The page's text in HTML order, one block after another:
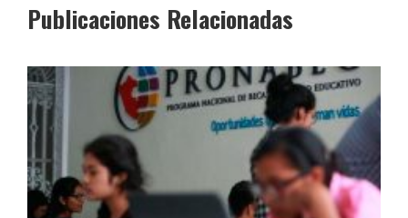
Publicaciones Relacionadas